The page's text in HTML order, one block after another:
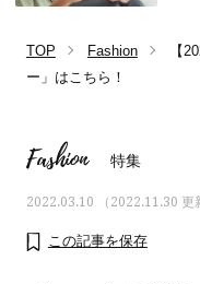
TOP Fashion
【
ー」はこちら！
Fashion 特集
2022.03.10 （2022.11.30 更
この記事を保存